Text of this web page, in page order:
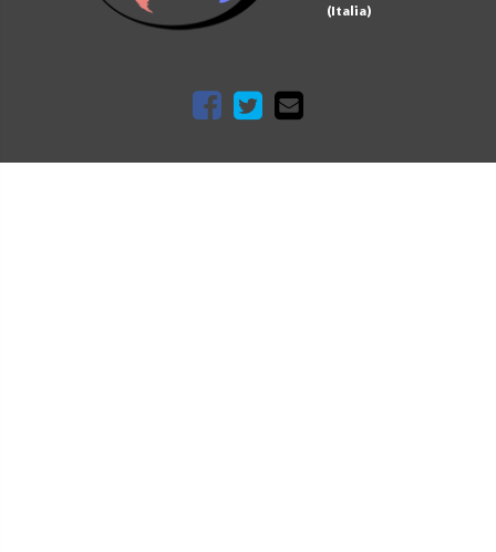
(Italia)